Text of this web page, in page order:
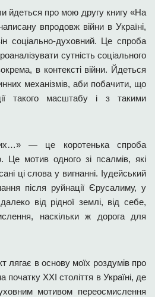
йдеться про мою другу книгу «На
впродовж війни в Україні,
соціально-духовний. Це спроба
сутність соціального
в контексті війни. Йдеться
механізмів, аби побачити, що
такого масштабу і з такими
— це коротенька спроба
Це мотив одного зі псалмів, які
ці слова у вигнанні. Іудейський
після руйнації Єрусалиму, у
від рідної землі, від себе,
наскільки ж дорога для
лягає в основу моїх роздумів про
початку ХХІ століття в Україні, де
мотивом переосмислення